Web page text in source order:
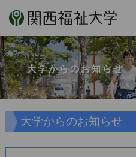
大学からのお知らせ
大学からのお知らせ